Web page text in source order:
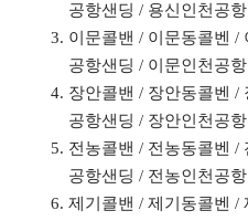
공항샌딩 / 용신인천공
이문콜밴 / 이문동콜벤 /
공항샌딩 / 이문인천공
장안콜밴 / 장안동콜벤 /
공항샌딩 / 장안인천공
전농콜밴 / 전농동콜벤 /
공항샌딩 / 전농인천공
제기콜밴 / 제기동콜벤 /